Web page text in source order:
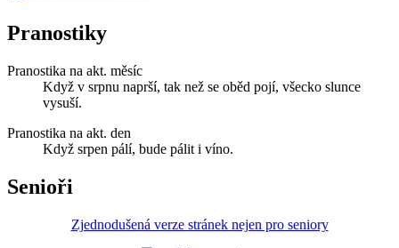
Pranostiky
Pranostika na akt. měsíc
Když v srpnu naprší, tak než se oběd pojí, všecko slunce
vysuší.
Pranostika na akt. den
Když srpen pálí, bude pálit i víno.
Senioři
Zjednodušená verze stránek nejen pro seniory